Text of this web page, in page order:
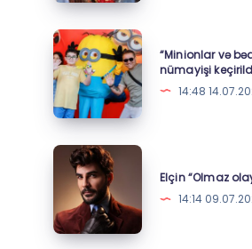
Festivalında
örnək
addım
–
Foto
“Minionlar
və
bədheybətlər”in
qapalı
nümayişi
keçirildi
“Minionlar və
nümayişi
14:48
Elçin
“Olmaz
olaydı”nı
təqdim
etdi
Elçin “Olmaz
14:14